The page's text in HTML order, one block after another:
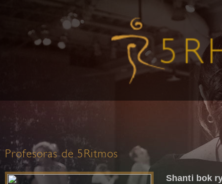
Profesoras de 5Ritmos
Shanti bok